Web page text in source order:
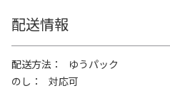
配送情報
配送方法
ゆうパック
のし
対応可